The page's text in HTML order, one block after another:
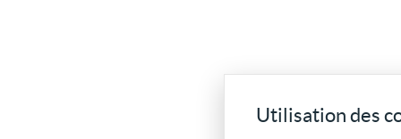
Utilisation des